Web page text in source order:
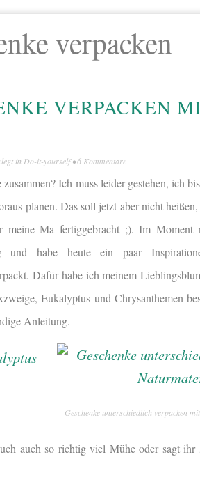
verpacken
VERPACKEN
in Do-it-yourself•6 Kommentare
Ich muss leider gestehen, ich
planen. Das soll jetzt aber nicht
Ma fertiggebracht ;). Im Moment
und habe heute ein paar
Dafür habe ich meinem
Eukalyptus und Chrysanthemen
Anleitung.
Geschenke unterschiedlich verpacken
auch so richtig viel Mühe oder sagt